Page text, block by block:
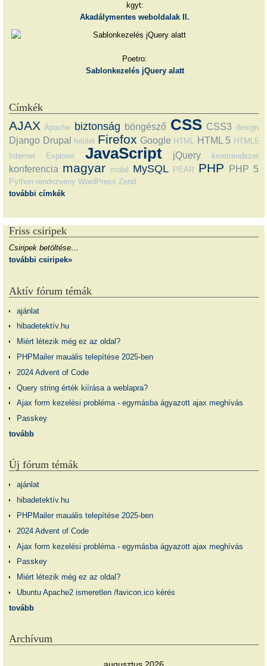
kgyt:
Akadálymentes weboldalak II.
Poetro:
Sablonkezelés jQuery alatt
Címkék
AJAX Apache biztonság böngésző CSS CSS3 design
Django Drupal felület Firefox Google HTML HTML 5 HTML5
Internet Explorer
JavaScript jQuery keretrendszer
konferencia magyar mobil MySQL PEAR PHP PHP 5
Python rendezvény WordPress Zend
további címkék
Friss csiripek
Csiripek betöltése…
további csiripek»
Aktív fórum témák
ajánlat
hibadetektív.hu
Miért létezik még ez az oldal?
PHPMailer mauális telepítése 2025-ben
2024 Advent of Code
Query string érték kiírása a weblapra?
Ajax form kezelési probléma - egymásba ágyazott ajax meghívás
Passkey
tovább
Új fórum témák
ajánlat
hibadetektív.hu
PHPMailer mauális telepítése 2025-ben
2024 Advent of Code
Ajax form kezelési probléma - egymásba ágyazott ajax meghívás
Passkey
Miért létezik még ez az oldal?
Ubuntu Apache2 ismeretlen /favicon.ico kérés
tovább
Archívum
augusztus 2026